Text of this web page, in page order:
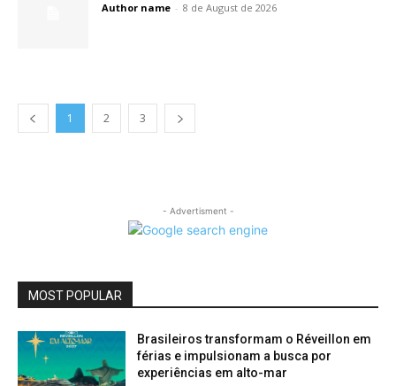
Author name - 8 de August de 2026
1 2 3
- Advertisment -
MOST POPULAR
Brasileiros transformam o Réveillon em
férias e impulsionam a busca por
experiências em alto-mar